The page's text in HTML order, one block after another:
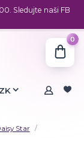
Sledujte naši FB
0
Star